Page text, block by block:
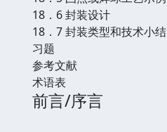
18．6 封装设计
18．7 封装类型和技术小结
习题
参考文献
术语表
前言/序言